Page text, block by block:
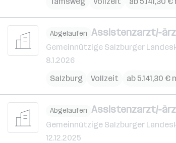
Abgelaufen Assistenzarzt/-
Gemeinnützige Salzburger
8.1.2026
Salzburg
Vollzeit ab 5.141,30
Abgelaufen Assistenzarzt/-
Gemeinnützige Salzburger
12.12.2025